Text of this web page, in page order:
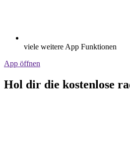
viele weitere App Funktionen
App öffnen
Hol dir die kostenlose